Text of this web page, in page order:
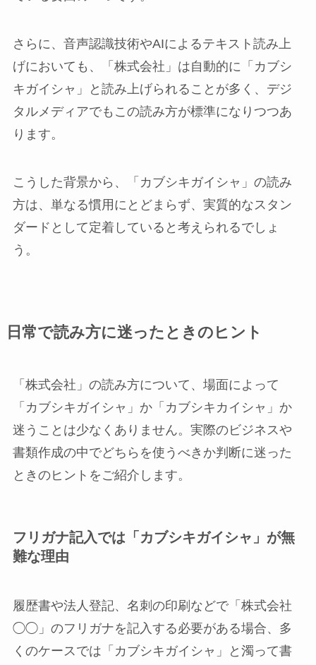
さらに、音声認識技術やAIによるテキスト読み上
げにおいても、「株式会社」は自動的に「カブシ
キガイシャ」と読み上げられることが多く、デジ
タルメディアでもこの読み方が標準になりつつあ
ります。
こうした背景から、「カブシキガイシャ」の読み
方は、単なる慣用にとどまらず、実質的なスタン
ダードとして定着していると考えられるでしょ
う。
日常で読み方に迷ったときのヒント
「株式会社」の読み方について、場面によって
「カブシキガイシャ」か「カブシキカイシャ」か
迷うことは少なくありません。実際のビジネスや
書類作成の中でどちらを使うべきか判断に迷った
ときのヒントをご紹介します。
フリガナ記入では「カブシキガイシャ」が無
難な理由
履歴書や法人登記、名刺の印刷などで「株式会社
◯◯」のフリガナを記入する必要がある場合、多
くのケースでは「カブシキガイシャ」と濁って書